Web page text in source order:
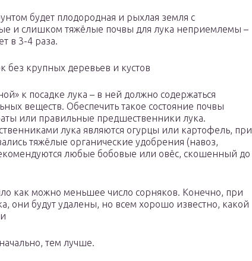
будет плодородная и рыхлая земля с
и слишком тяжёлые почвы для лука неприемлемы –
в 3-4 раза.
без крупных деревьев и кустов
к посадке лука – в ней должно содержаться
веществ. Обеспечить такое состояние почвы
или правильные предшественники лука.
лука являются огурцы или картофель, при
тяжёлые органические удобрения (навоз,
любые бобовые или овёс, скошенный до
как можно меньшее число сорняков. Конечно, при
они будут удалены, но всем хорошо известно, какой
тем лучше.